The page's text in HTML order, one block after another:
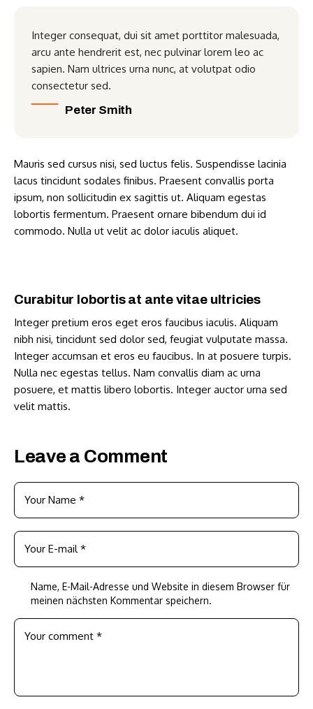
Integer consequat, dui sit amet porttitor malesuada,
arcu ante hendrerit est, nec pulvinar lorem leo ac
sapien. Nam ultrices urna nunc, at volutpat odio
consectetur sed.
Peter Smith
Mauris sed cursus nisi, sed luctus felis. Suspendisse lacinia
lacus tincidunt sodales finibus. Praesent convallis porta
ipsum, non sollicitudin ex sagittis ut. Aliquam egestas
lobortis fermentum. Praesent ornare bibendum dui id
commodo. Nulla ut velit ac dolor iaculis aliquet.
Curabitur lobortis at ante vitae ultricies
Integer pretium eros eget eros faucibus iaculis. Aliquam
nibh nisi, tincidunt sed dolor sed, feugiat vulputate massa.
Integer accumsan et eros eu faucibus. In at posuere turpis.
Nulla nec egestas tellus. Nam convallis diam ac urna
posuere, et mattis libero lobortis. Integer auctor urna sed
velit mattis.
Leave a Comment
Name, E-Mail-Adresse und Website in diesem Browser für
meinen nächsten Kommentar speichern.